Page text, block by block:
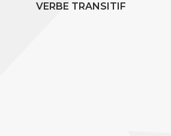
VERBE TRANSITIF